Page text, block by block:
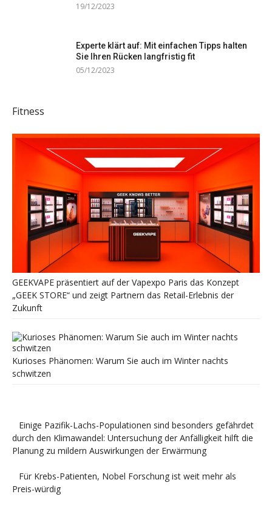
19/12/2023
Experte klärt auf: Mit einfachen Tipps halten
Sie Ihren Rücken langfristig fit
05/12/2023
Fitness
GEEKVAPE präsentiert auf der Vapexpo Paris das Konzept
„GEEK STORE“ und zeigt Partnern das Retail-Erlebnis der
Zukunft
Kurioses Phänomen: Warum Sie auch im Winter nachts
schwitzen
Einige Pazifik-Lachs-Populationen sind besonders gefährdet
durch den Klimawandel: Untersuchung der Anfälligkeit hilft die
Planung zu mildern Auswirkungen der Erwärmung
Für Krebs-Patienten, Nobel Forschung ist weit mehr als
Preis-würdig